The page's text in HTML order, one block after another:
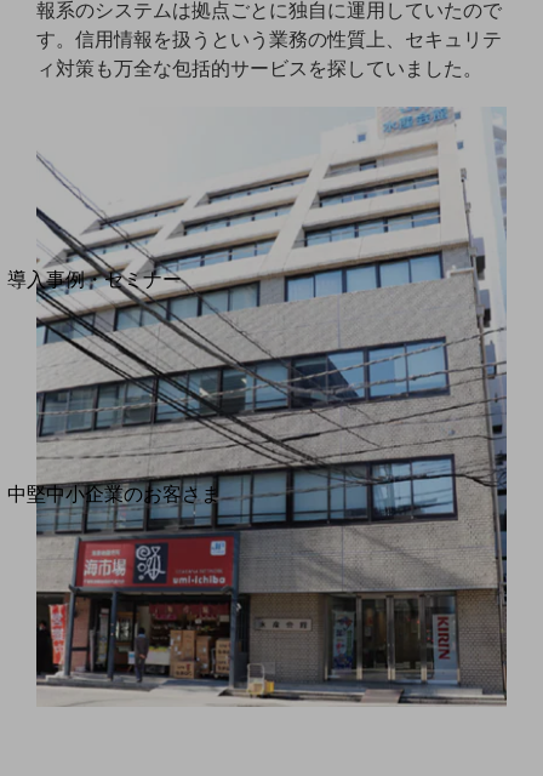
運用保守・故障紛失サポート
別ウィンドウで開きます
サービスをご利用中のお客さま
導入事例・セミナー
導入事例TOP
最新の導入事例や注目の導入事例をご紹介します
セミナー
開催・出展する各種セミナー、イベント情報をご紹介します
別ウィンドウで開きます
中堅中小企業のお客さま
NTTドコモビジネスウォッチ
ビジネスお役立ち情報
旬な話題やお役立ち資料などDXの課題を
解決するヒントをお届けする記事サイト
新着記事
お役立ち資料ダウンロード
トレンド記事特集
IT用語集
報系のシステムは拠点ごとに独自に運用していたので
す。信用情報を扱うという業務の性質上、セキュリテ
ィ対策も万全な包括的サービスを探していました。